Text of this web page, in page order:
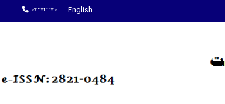
English
09217441710